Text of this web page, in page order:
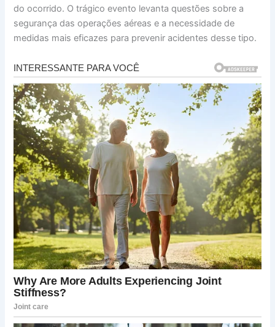
do ocorrido. O trágico evento levanta questões sobre a
segurança das operações aéreas e a necessidade de
medidas mais eficazes para prevenir acidentes desse tipo.